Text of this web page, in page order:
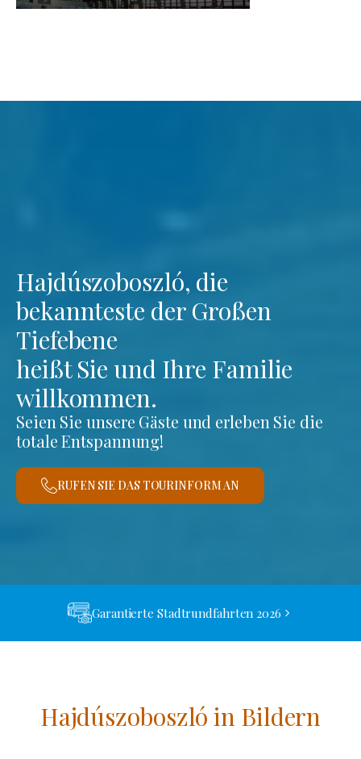
Hajdúszoboszló, die
bekannteste der Großen
Tiefebene
heißt Sie und Ihre Familie
willkommen.
Seien Sie unsere Gäste und erleben Sie die
totale Entspannung!
RUFEN SIE DAS TOURINFORM AN
Garantierte Stadtrundfahrten 2026
Hajdúszoboszló in Bildern